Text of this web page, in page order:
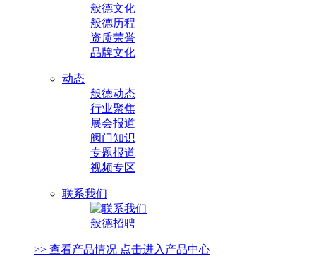
般德文化
般德历程
资质荣誉
品牌文化
动态
般德动态
行业聚焦
展会报道
阀门知识
专题报道
视频专区
联系我们
般德招聘
>> 查看产品情况 点击进入产品中心